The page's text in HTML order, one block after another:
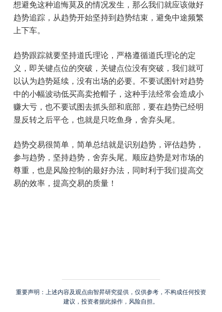
想避免这种追悔莫及的情况发生，那么我们就应该做好
趋势追踪，从趋势开始坚持到趋势结束，避免中途频繁
上下车。
趋势跟踪就要坚持道氏理论，严格遵循道氏理论的定
义，即关键点位的突破，关键点位没有突破，我们就可
以认为趋势延续，没有出场的必要。不要试图针对趋势
中的小幅波动低买高卖抢帽子，这种手法经常会造成小
赚大亏，也不要试图去抓头部和底部，要在趋势已经明
显反转之后平仓，也就是只吃鱼身，舍弃头尾。
趋势交易很简单，简单总结就是识别趋势，评估趋势，
参与趋势，坚持趋势，舍弃头尾。顺应趋势是对市场的
尊重，也是风险控制的最好办法，同时利于我们提高交
易的效率，提高交易的质量！
重要声明：上述内容及观点由智昇研究提供，仅供参考，不构成任何投资
建议，投资者据此操作，风险自担。